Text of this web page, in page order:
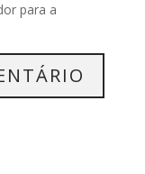
para a